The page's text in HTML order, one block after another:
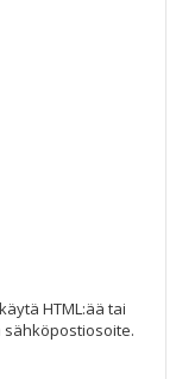
HTML:ää tai
sähköpostiosoite.